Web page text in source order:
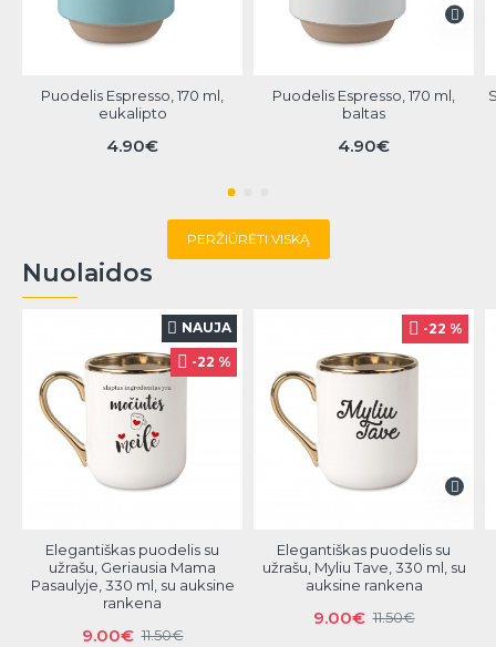
Puodelis Espresso, 170 ml,
eukalipto
4.90€
Puodelis Espresso, 170 ml,
baltas
4.90€
PERŽIŪRĖTI VISKĄ
Nuolaidos
NAUJA
-22 %
Elegantiškas puodelis su
užrašu, Geriausia Mama
Pasaulyje, 330 ml, su auksine
rankena
9.00€ 11.50€
-22 %
Elegantiškas puodelis su
užrašu, Myliu Tave, 330 ml, su
auksine rankena
9.00€ 11.50€